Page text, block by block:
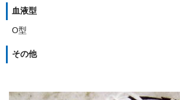
血液型
O型
その他